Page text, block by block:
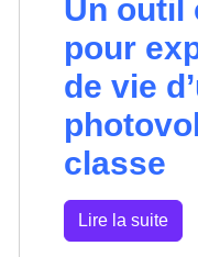
Un outil
pour
de vie
classe
Lire la suite